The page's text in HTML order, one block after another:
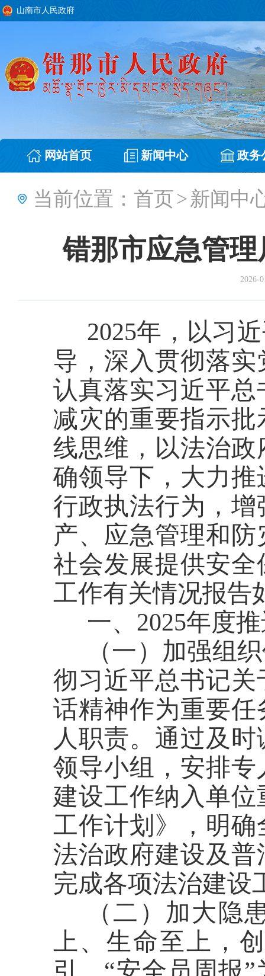
山南市人民政府
网站首页 新闻中心 政务
当前位置： 首页>新闻中
错那市应急管
2026-
2025年，以习
导，深入贯彻落
认真落实习近平
减灾的重要指示
线思维，以法治
确领导下，大力
行政执法行为，
产、应急管理和
社会发展提供安全
工作有关情况报告
一、 2025年度
（一）加强组
彻习近平总书记
话精神作为重要
人职责。通过及时
领导小组，安排
建设工作纳入单位
工作计划》，明
法治政府建设及
完成各项法治建设
（二） 加大隐
上、生命至上，
引、“安全员周报